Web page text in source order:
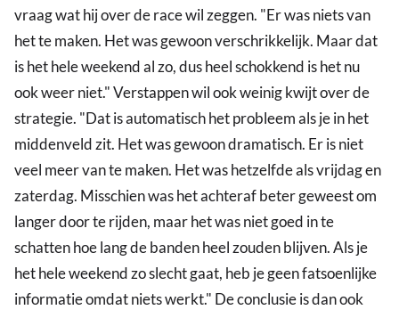
vraag wat hij over de race wil zeggen. "Er was niets van
het te maken. Het was gewoon verschrikkelijk. Maar dat
is het hele weekend al zo, dus heel schokkend is het nu
ook weer niet." Verstappen wil ook weinig kwijt over de
strategie. "Dat is automatisch het probleem als je in het
middenveld zit. Het was gewoon dramatisch. Er is niet
veel meer van te maken. Het was hetzelfde als vrijdag en
zaterdag. Misschien was het achteraf beter geweest om
langer door te rijden, maar het was niet goed in te
schatten hoe lang de banden heel zouden blijven. Als je
het hele weekend zo slecht gaat, heb je geen fatsoenlijke
informatie omdat niets werkt." De conclusie is dan ook